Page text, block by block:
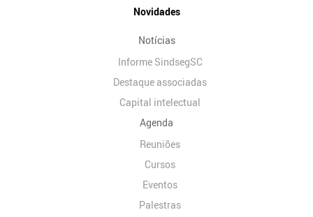
Novidades
Notícias
Informe SindsegSC
Destaque associadas
Capital intelectual
Agenda
Reuniões
Cursos
Eventos
Palestras